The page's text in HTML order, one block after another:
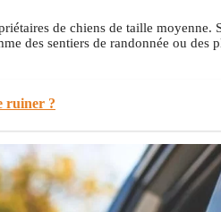
de chiens de taille moyenne.
des sentiers de randonnée ou des
ruiner ?